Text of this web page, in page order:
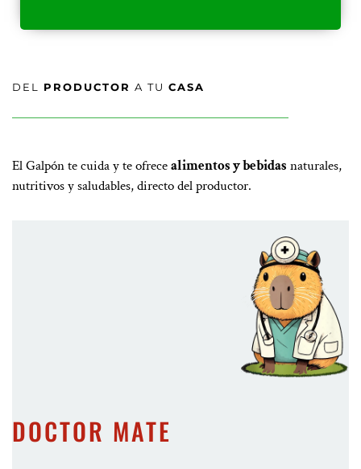
DEL PRODUCTOR A TU CASA
El Galpón te cuida y te ofrece alimentos y bebidas naturales,
nutritivos y saludables, directo del productor.
DOCTOR MATE